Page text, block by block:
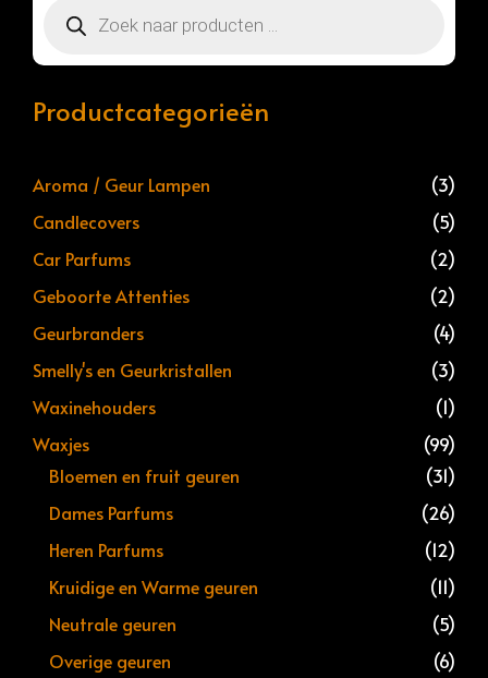
zoeken
Productcategorieën
Aroma / Geur Lampen
(3)
Candlecovers
(5)
Car Parfums
(2)
Geboorte Attenties
(2)
Geurbranders
(4)
Smelly's en Geurkristallen
(3)
Waxinehouders
(1)
Waxjes
(99)
Bloemen en fruit geuren
(31)
Dames Parfums
(26)
Heren Parfums
(12)
Kruidige en Warme geuren
(11)
Neutrale geuren
(5)
Overige geuren
(6)